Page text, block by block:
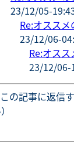
23/12/05-
Re:オスス
23/12/06-
Re:オス
23/12/06-
この記事に返信